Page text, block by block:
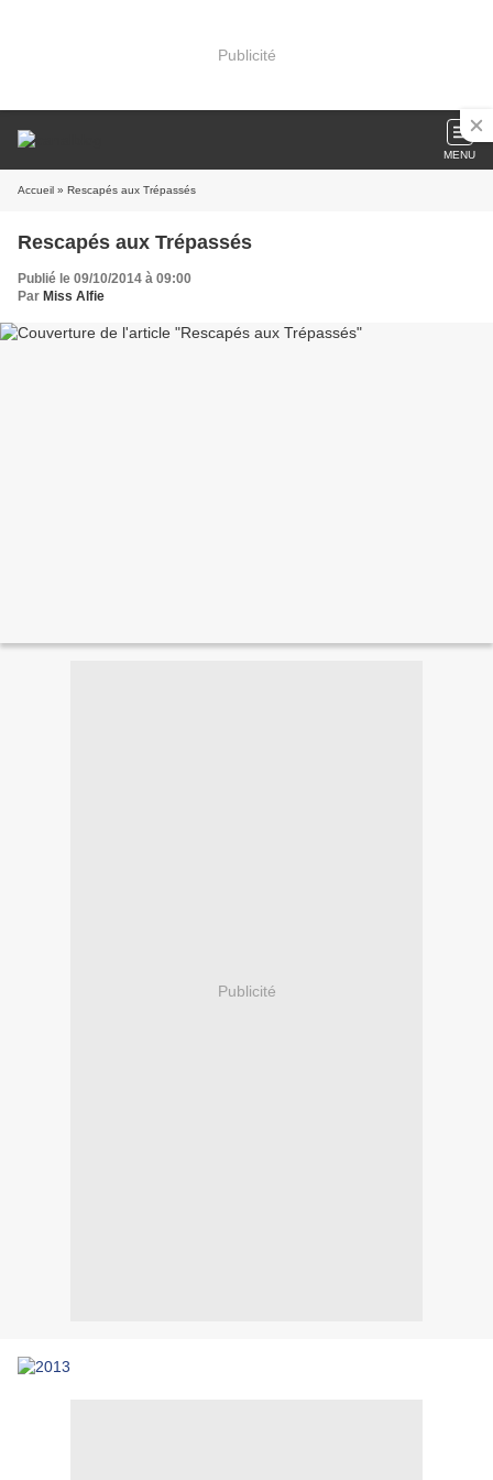
Publicité
MENU
Accueil » Rescapés aux Trépassés
Rescapés aux Trépassés
Publié le 09/10/2014 à 09:00
Par Miss Alfie
Publicité